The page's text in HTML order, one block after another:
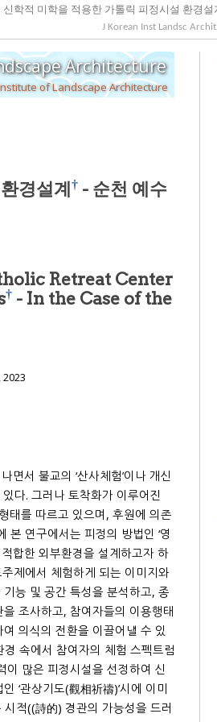
J Korean Inst Landsc Archit
Journal of the Korean Institute of Landscape Architecture
of Landscape Architecture
피정시설 환경설계 † - 순천 예수
Retreat Center
† - In the Case of the
2023